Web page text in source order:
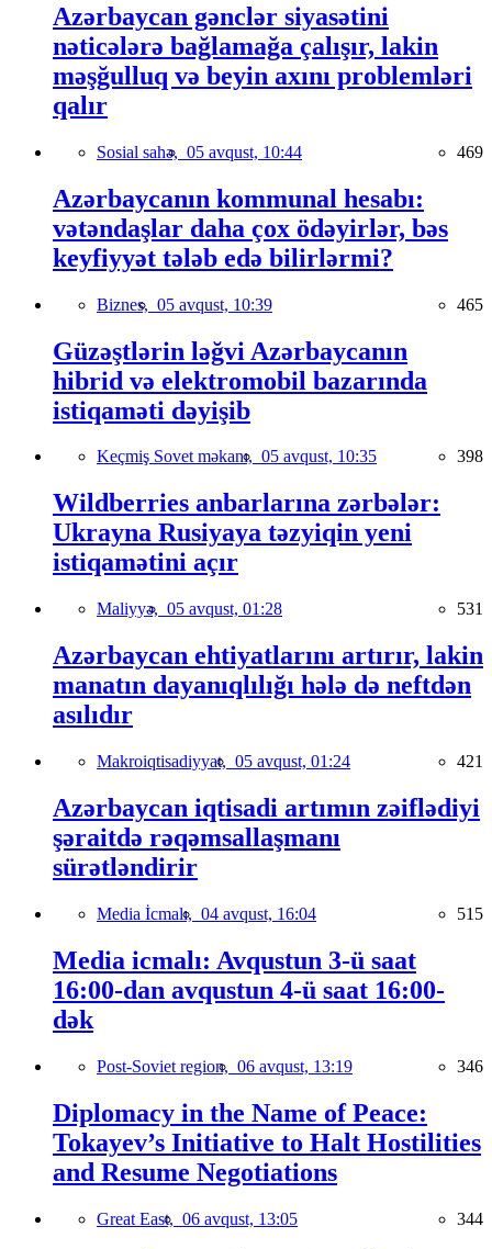
Azərbaycan gənclər siyasətini
nəticələrə bağlamağa çalışır, lakin
məşğulluq və beyin axını problemləri
qalır
Sosial sahə, 05 avqust, 10:44 469
Azərbaycanın kommunal hesabı:
vətəndaşlar daha çox ödəyirlər, bəs
keyfiyyət tələb edə bilirlərmi?
Biznes, 05 avqust, 10:39 465
Güzəştlərin ləğvi Azərbaycanın
hibrid və elektromobil bazarında
istiqaməti dəyişib
Keçmiş Sovet məkanı, 05 avqust, 10:35 398
Wildberries anbarlarına zərbələr:
Ukrayna Rusiyaya təzyiqin yeni
istiqamətini açır
Maliyyə, 05 avqust, 01:28 531
Azərbaycan ehtiyatlarını artırır, lakin
manatın dayanıqlılığı hələ də neftdən
asılıdır
Makroiqtisadiyyat, 05 avqust, 01:24 421
Azərbaycan iqtisadi artımın zəiflədiyi
şəraitdə rəqəmsallaşmanı
sürətləndirir
Media İcmalı, 04 avqust, 16:04 515
Media icmalı: Avqustun 3-ü saat
16:00-dan avqustun 4-ü saat 16:00-
dək
Post-Soviet region, 06 avqust, 13:19 346
Diplomacy in the Name of Peace:
Tokayev’s Initiative to Halt Hostilities
and Resume Negotiations
Great East, 06 avqust, 13:05 344